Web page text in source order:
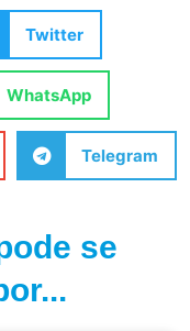
Twitter
WhatsApp
Telegram
se